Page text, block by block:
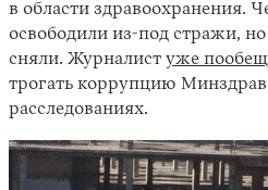
в области здравоохранения.
освободили из-под стражи,
сняли. Журналист уже
трогать коррупцию
расследованиях.